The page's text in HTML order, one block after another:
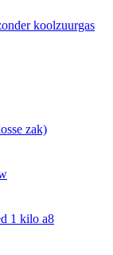
koolzuurgas
zak)
1 kilo a8